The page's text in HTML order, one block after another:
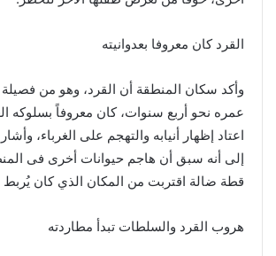
القرد كان معروفا بعدوانيته
وأكد سكان المنطقة أن القرد، وهو من فصيلة
عمره نحو أربع سنوات، كان معروفاً بسلوكه
اعتاد إظهار أنيابه والتهجم على الغرباء،
إلى أنه سبق أن هاجم حيوانات أخرى فى
قطة ضالة اقتربت من المكان الذي كان يُربط
هروب القرد والسلطات تبدأ مطاردته